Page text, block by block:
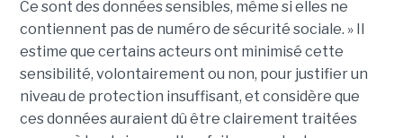
Ce sont des données sensibles, même si elles ne
contiennent pas de numéro de sécurité sociale. » Il
estime que certains acteurs ont minimisé cette
sensibilité, volontairement ou non, pour justifier un
niveau de protection insuffisant, et considère que
ces données auraient dû être clairement traitées